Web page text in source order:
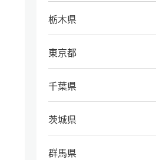
栃木県
東京都
千葉県
茨城県
群馬県